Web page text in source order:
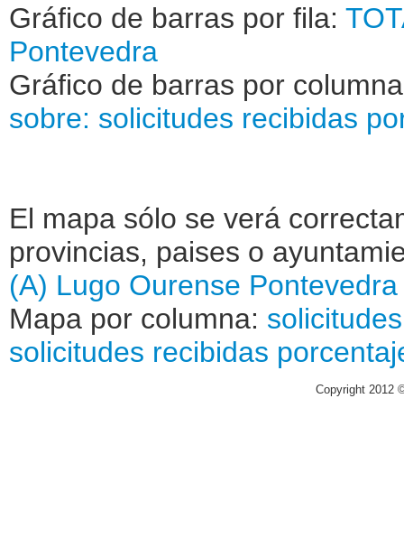
Gráfico de barras por fila:
Pontevedra
Gráfico de barras por
sobre: solicitudes recibidas
El mapa sólo se verá
provincias, paises o
(A) Lugo Ourense Pontevedra
Mapa por columna:
solicitudes recibidas
Copyright 2012